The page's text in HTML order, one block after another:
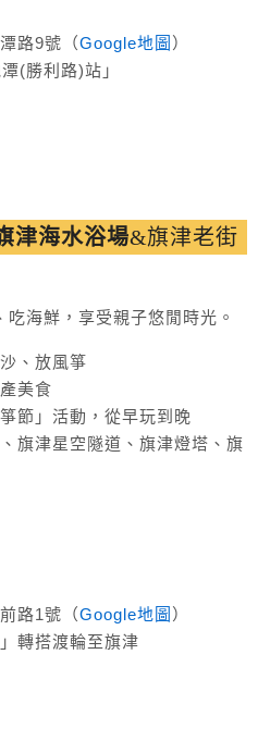
路9號（Google地圖 ）
(勝利路)站」
津海水浴場&旗津老街
吃海鮮，享受親子悠閒時光。
、放風箏
美食
節」活動，從早玩到晚
旗津星空隧道、旗津燈塔、旗
路1號（Google地圖 ）
轉搭渡輪至旗津